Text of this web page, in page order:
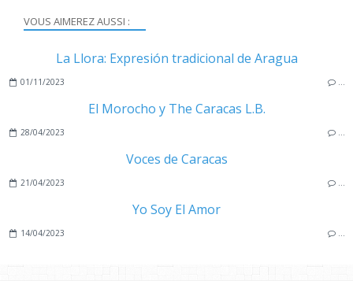
VOUS AIMEREZ AUSSI :
La Llora: Expresión tradicional de Aragua
01/11/2023 …
El Morocho y The Caracas L.B.
28/04/2023 …
Voces de Caracas
21/04/2023 …
Yo Soy El Amor
14/04/2023 …